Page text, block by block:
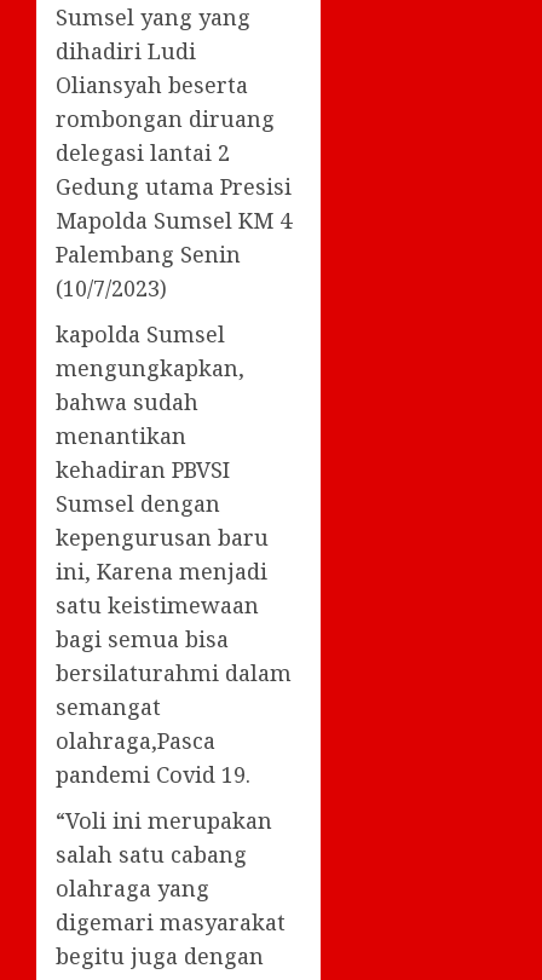
Sumsel yang yang
dihadiri Ludi
Oliansyah beserta
rombongan diruang
delegasi lantai 2
Gedung utama Presisi
Mapolda Sumsel KM 4
Palembang Senin
(10/7/2023)
kapolda Sumsel
mengungkapkan,
bahwa sudah
menantikan
kehadiran PBVSI
Sumsel dengan
kepengurusan baru
ini, Karena menjadi
satu keistimewaan
bagi semua bisa
bersilaturahmi dalam
semangat
olahraga,Pasca
pandemi Covid 19.
“Voli ini merupakan
salah satu cabang
olahraga yang
digemari masyarakat
begitu juga dengan